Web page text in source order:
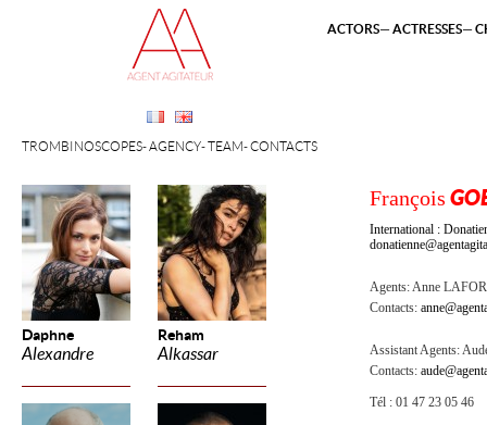
Daphne
Alexandre
Reham
Alkassar
TROMBINOSCOPES AGENCY TEAM CONTACTS
ACTORS ACTRESSES
François
International :
Agents:Anne
Contacts:
Assistant Agents:
Contacts:
Tél : 01 47 23 05 46